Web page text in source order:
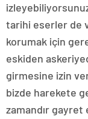
tarihi eserler de
korumak için
eskiden
girmesine izin
bizde harekete
zamandır gayret